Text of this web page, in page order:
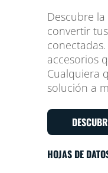
Descubre
convertir
accesorios
Cualquiera
solución a
HOJAS DE